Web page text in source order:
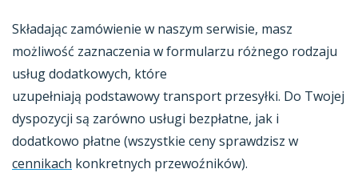
Składając zamówienie w naszym serwisie, masz
możliwość zaznaczenia w formularzu różnego rodzaju
usług dodatkowych, które
uzupełniają podstawowy transport przesyłki. Do Twojej
dyspozycji są zarówno usługi bezpłatne, jak i
dodatkowo płatne (wszystkie ceny sprawdzisz w
cennikach konkretnych przewoźników).